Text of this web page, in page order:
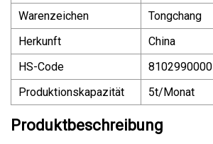
Warenzeichen
Tongchang
Herkunft
China
HS-Code
8102990000
Produktionskapazität
5t/Monat
Produktbeschreibung